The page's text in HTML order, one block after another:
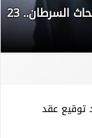
انطلاق المؤتمر السنوي للجمعية المصرية لأبحاث السرطان.. 23
توقيع عقد